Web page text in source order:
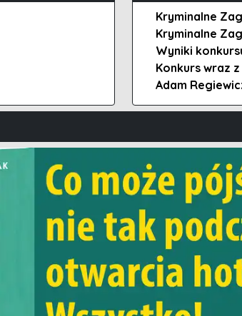
Kryminalne
Kryminalne
Wyniki
Konkurs wraz
Adam